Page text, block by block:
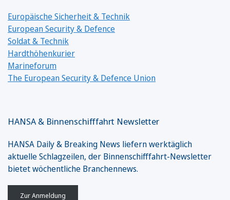
Europäische Sicherheit & Technik
European Security & Defence
Soldat & Technik
Hardthöhenkurier
Marineforum
The European Security & Defence Union
HANSA & Binnenschifffahrt Newsletter
HANSA Daily & Breaking News liefern werktäglich
aktuelle Schlagzeilen, der Binnenschifffahrt-Newsletter
bietet wöchentliche Branchennews.
Zur Anmeldung